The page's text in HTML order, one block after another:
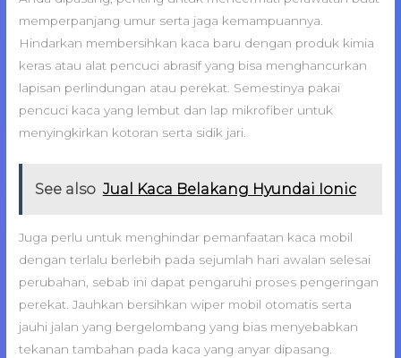
memperpanjang umur serta jaga kemampuannya.
Hindarkan membersihkan kaca baru dengan produk kimia
keras atau alat pencuci abrasif yang bisa menghancurkan
lapisan perlindungan atau perekat. Semestinya pakai
pencuci kaca yang lembut dan lap mikrofiber untuk
menyingkirkan kotoran serta sidik jari.
See also Jual Kaca Belakang Hyundai Ionic
Juga perlu untuk menghindar pemanfaatan kaca mobil
dengan terlalu berlebih pada sejumlah hari awalan selesai
perubahan, sebab ini dapat pengaruhi proses pengeringan
perekat. Jauhkan bersihkan wiper mobil otomatis serta
jauhi jalan yang bergelombang yang bias menyebabkan
tekanan tambahan pada kaca yang anyar dipasang.